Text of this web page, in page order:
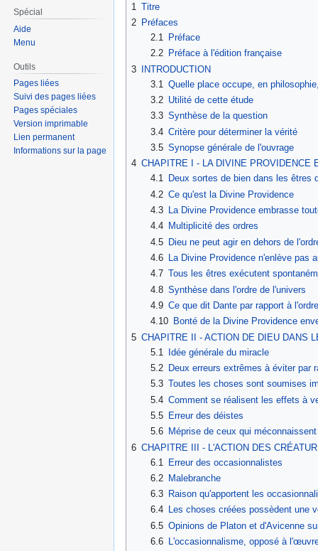
1 Titre
2 Préfaces
2.1
Préface
2.2
Préface à l'édition française
3 INTRODUCTION
3.1 Quelle place occupe, en
3.2 Utilité de cette étude
3.3 Synthèse de la question
3.4 Critère pour déterminer la vérité
3.5 Synopse générale de l'ouvrage
4 CHAPITRE I - LA DIVINE PROVIDENCE
4.1
Deux sortes de bien dans les êtres
4.2 Ce qu'est la Divine Providence
4.3
La Divine Providence embrasse
4.4
Multiplicité des ordres
4.5 Dieu ne peut agir en dehors de
4.6
La Divine Providence n'enlève pas
4.7 Tous les êtres exécutent
4.8 Synthèse dans l'ordre de l'univers
4.9 Ce que dit Dante par rapport à
4.10
Bonté de la Divine Providence
5 CHAPITRE II - ACTION DE DIEU DANS
5.1
Idée générale du miracle
5.2
Deux erreurs extrêmes à éviter par
5.3 Toutes les choses sont soumises
5.4 Comment se réalisent les effets à
5.5
Erreur des déistes
5.6
Méprise de ceux qui
6 CHAPITRE III - L'ACTION DES
6.1
Erreur des occasionnalistes
6.2
Malebranche
6.3
Raison qu'apportent les
6.4
Les choses créées possèdent une
6.5 Opinions de Platon et d'Avicenne
6.6
L'occasionnalisme, opposé à
Spécial
Aide
Menu
Outils
Pages liées
Suivi des pages liées
Pages spéciales
Version imprimable
Lien permanent
Informations sur la page